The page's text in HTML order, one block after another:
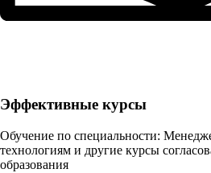
Эффективные курсы
Обучение по специальности:
технологиям и другие курсы
образования